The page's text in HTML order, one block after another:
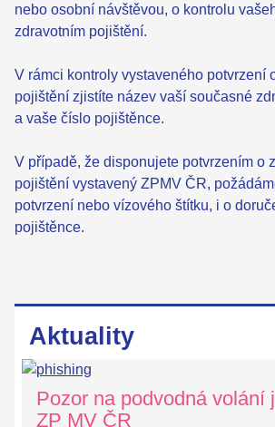
nebo osobní návštěvou, o kontrolu
zdravotním pojištění.
V rámci kontroly vystaveného potvrzení
pojištění zjistíte název vaší současné
a vaše číslo pojištěnce.
V případě, že disponujete potvrzením o
pojištění vystavený ZPMV ČR,
potvrzení nebo vízového štítku, i o
pojištěnce.
Aktuality
Pozor na podvodná volání
ZP MV ČR